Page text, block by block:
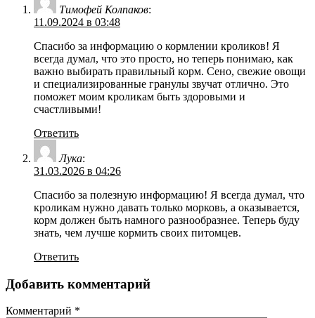
Тимофей Колпаков:
11.09.2024 в 03:48
Спасибо за информацию о кормлении кроликов! Я
всегда думал, что это просто, но теперь понимаю, как
важно выбирать правильный корм. Сено, свежие овощи
и специализированные гранулы звучат отлично. Это
поможет моим кроликам быть здоровыми и
счастливыми!
Ответить
Лука:
31.03.2026 в 04:26
Спасибо за полезную информацию! Я всегда думал, что
кроликам нужно давать только морковь, а оказывается,
корм должен быть намного разнообразнее. Теперь буду
знать, чем лучше кормить своих питомцев.
Ответить
Добавить комментарий
Комментарий *